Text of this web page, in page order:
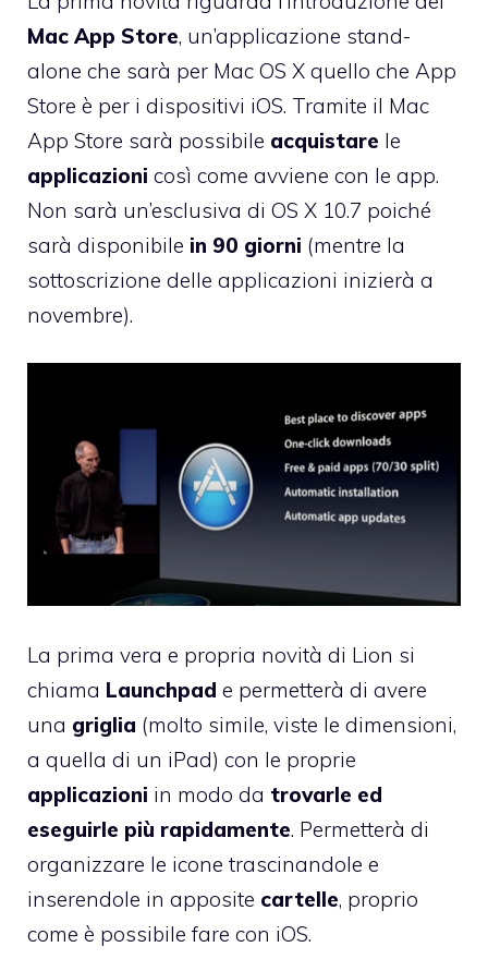
Mac App Store, un’applicazione stand-
alone che sarà per Mac OS X quello che App
Store è per i dispositivi iOS. Tramite il Mac
App Store sarà possibile acquistare le
applicazioni così come avviene con le app.
Non sarà un’esclusiva di OS X 10.7 poiché
sarà disponibile in 90 giorni (mentre la
sottoscrizione delle applicazioni inizierà a
novembre).
La prima vera e propria novità di Lion si
chiama Launchpad e permetterà di avere
una griglia (molto simile, viste le dimensioni,
a quella di un iPad) con le proprie
applicazioni in modo da trovarle ed
eseguirle più rapidamente. Permetterà di
organizzare le icone trascinandole e
inserendole in apposite cartelle, proprio
come è possibile fare con iOS.